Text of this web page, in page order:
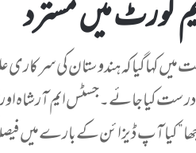
کورٹ میں مسترد
کیاجائے۔جسٹس ایم آرشاہ
ڈیزائن کے بارے میں